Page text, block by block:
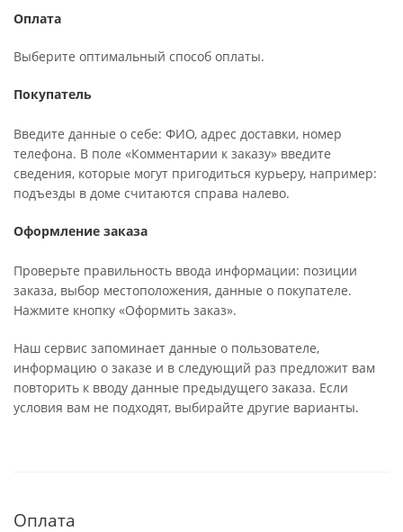
Оплата
Выберите оптимальный способ оплаты.
Покупатель
Введите данные о себе: ФИО, адрес доставки, номер
телефона. В поле «Комментарии к заказу» введите
сведения, которые могут пригодиться курьеру, например:
подъезды в доме считаются справа налево.
Оформление заказа
Проверьте правильность ввода информации: позиции
заказа, выбор местоположения, данные о покупателе.
Нажмите кнопку «Оформить заказ».
Наш сервис запоминает данные о пользователе,
информацию о заказе и в следующий раз предложит вам
повторить к вводу данные предыдущего заказа. Если
условия вам не подходят, выбирайте другие варианты.
Оплата